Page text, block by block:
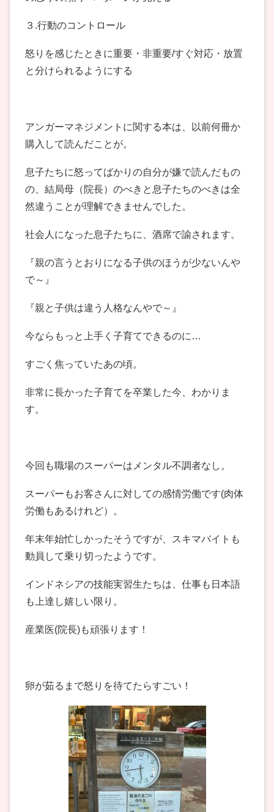
３.行動のコントロール
怒りを感じたときに重要・非重要/すぐ対応・放置
と分けられるようにする
アンガーマネジメントに関する本は、以前何冊か
購入して読んだことが。
息子たちに怒ってばかりの自分が嫌で読んだもの
の、結局母（院長）のべきと息子たちのべきは全
然違うことが理解できませんでした。
社会人になった息子たちに、酒席で諭されます。
『親の言うとおりになる子供のほうが少ないんや
で～』
『親と子供は違う人格なんやで～』
今ならもっと上手く子育てできるのに…
すごく焦っていたあの頃。
非常に長かった子育てを卒業した今、わかりま
す。
今回も職場のスーパーはメンタル不調者なし。
スーパーもお客さんに対しての感情労働です(肉体
労働もあるけれど）。
年末年始忙しかったそうですが、スキマバイトも
動員して乗り切ったようです。
インドネシアの技能実習生たちは、仕事も日本語
も上達し嬉しい限り。
産業医(院長)も頑張ります！
卵が茹るまで怒りを待てたらすごい！